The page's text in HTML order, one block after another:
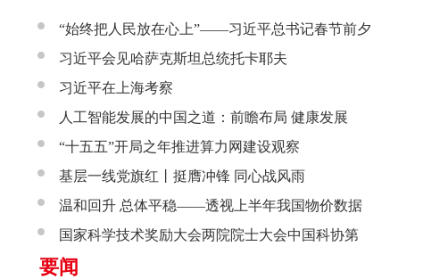
“始终把人民放在心上”——习近平总书记春节前夕
赴辽宁看望慰问基层干部群众纪实
习近平会见哈萨克斯坦总统托卡耶夫
习近平在上海考察
人工智能发展的中国之道：前瞻布局 健康发展
“十五五”开局之年推进算力网建设观察
基层一线党旗红丨挺膺冲锋 同心战风雨
温和回升 总体平稳——透视上半年我国物价数据
国家科学技术奖励大会两院院士大会中国科协第
十一次全国代表大会在京召开
要闻